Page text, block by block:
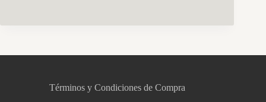
Términos y Condiciones de Compra
Asistente virtual · En línea